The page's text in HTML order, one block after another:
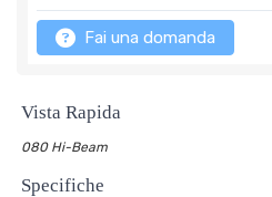
Fai una domanda
Vista Rapida
080 Hi-Beam
Specifiche